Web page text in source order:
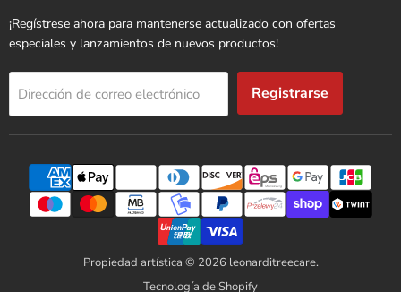
¡Regístrese ahora para mantenerse actualizado con ofertas
especiales y lanzamientos de nuevos productos!
Dirección de correo electrónico Registrarse
Propiedad artística © 2026 leonarditreecare.
Tecnología de Shopify